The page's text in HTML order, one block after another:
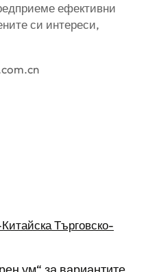
ефективни
си интереси,
Търговско-